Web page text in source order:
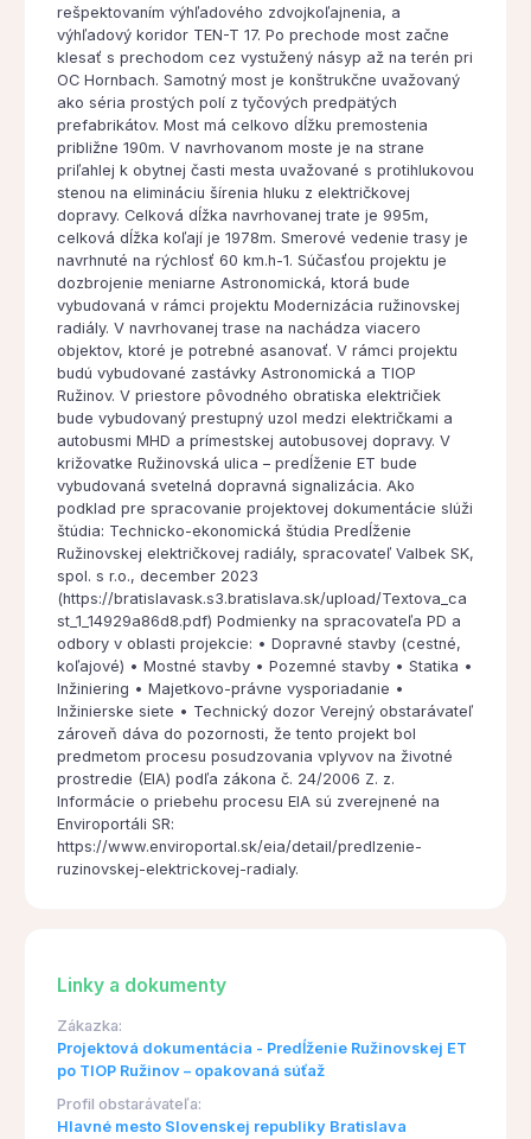
rešpektovaním výhľadového zdvojkoľajnenia, a
výhľadový koridor TEN-T 17. Po prechode most začne
klesať s prechodom cez vystužený násyp až na terén pri
OC Hornbach. Samotný most je konštrukčne uvažovaný
ako séria prostých polí z tyčových predpätých
prefabrikátov. Most má celkovo dĺžku premostenia
približne 190m. V navrhovanom moste je na strane
priľahlej k obytnej časti mesta uvažované s protihlukovou
stenou na elimináciu šírenia hluku z električkovej
dopravy. Celková dĺžka navrhovanej trate je 995m,
celková dĺžka koľají je 1978m. Smerové vedenie trasy je
navrhnuté na rýchlosť 60 km.h-1. Súčasťou projektu je
dozbrojenie meniarne Astronomická, ktorá bude
vybudovaná v rámci projektu Modernizácia ružinovskej
radiály. V navrhovanej trase na nachádza viacero
objektov, ktoré je potrebné asanovať. V rámci projektu
budú vybudované zastávky Astronomická a TIOP
Ružinov. V priestore pôvodného obratiska električiek
bude vybudovaný prestupný uzol medzi električkami a
autobusmi MHD a prímestskej autobusovej dopravy. V
križovatke Ružinovská ulica – predĺženie ET bude
vybudovaná svetelná dopravná signalizácia. Ako
podklad pre spracovanie projektovej dokumentácie slúži
štúdia: Technicko-ekonomická štúdia Predĺženie
Ružinovskej električkovej radiály, spracovateľ Valbek SK,
spol. s r.o., december 2023
(https://bratislavask.s3.bratislava.sk/upload/Textova_ca
st_1_14929a86d8.pdf) Podmienky na spracovateľa PD a
odbory v oblasti projekcie: • Dopravné stavby (cestné,
koľajové) • Mostné stavby • Pozemné stavby • Statika •
Inžiniering • Majetkovo-právne vysporiadanie •
Inžinierske siete • Technický dozor Verejný obstarávateľ
zároveň dáva do pozornosti, že tento projekt bol
predmetom procesu posudzovania vplyvov na životné
prostredie (EIA) podľa zákona č. 24/2006 Z. z.
Informácie o priebehu procesu EIA sú zverejnené na
Enviroportáli SR:
https://www.enviroportal.sk/eia/detail/predlzenie-
ruzinovskej-elektrickovej-radialy.
Linky a dokumenty
Zákazka:
Projektová dokumentácia - Predĺženie Ružinovskej ET
po TIOP Ružinov – opakovaná súťaž
Profil obstarávateľa:
Hlavné mesto Slovenskej republiky Bratislava